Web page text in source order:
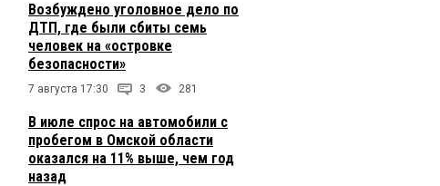
Возбуждено уголовное дело по
ДТП, где были сбиты семь
человек на «островке
безопасности»
7 августа 17:30 3 281
В июле спрос на автомобили с
пробегом в Омской области
оказался на 11% выше, чем год
назад